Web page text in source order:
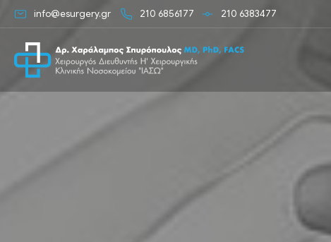
info@esurgery.gr 210 6856177 210 6383477